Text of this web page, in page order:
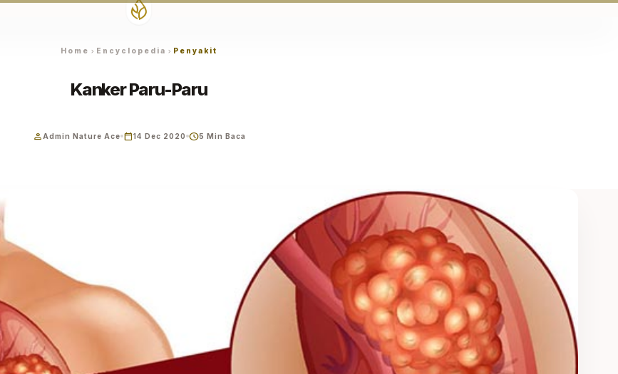
Home chevron_right Encyclopedia chevron_right Penyakit
Kanker Paru-Paru
person Admin Nature Ace calendar_today14 Dec 2020 schedule5 Min Baca